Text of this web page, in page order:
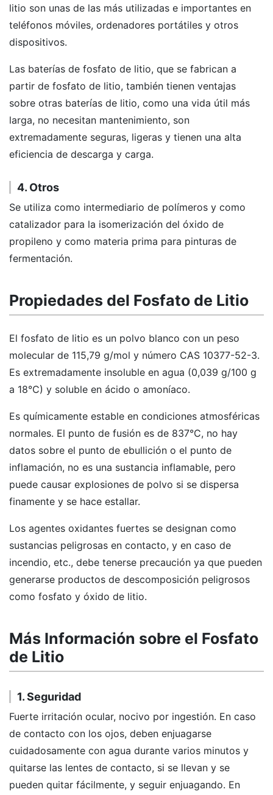
litio son unas de las más utilizadas e importantes en
teléfonos móviles, ordenadores portátiles y otros
dispositivos.
Las baterías de fosfato de litio, que se fabrican a
partir de fosfato de litio, también tienen ventajas
sobre otras baterías de litio, como una vida útil más
larga, no necesitan mantenimiento, son
extremadamente seguras, ligeras y tienen una alta
eficiencia de descarga y carga.
4. Otros
Se utiliza como intermediario de polímeros y como
catalizador para la isomerización del óxido de
propileno y como materia prima para pinturas de
fermentación.
Propiedades del Fosfato de Litio
El fosfato de litio es un polvo blanco con un peso
molecular de 115,79 g/mol y número CAS 10377-52-3.
Es extremadamente insoluble en agua (0,039 g/100 g
a 18°C) y soluble en ácido o amoníaco.
Es químicamente estable en condiciones atmosféricas
normales. El punto de fusión es de 837°C, no hay
datos sobre el punto de ebullición o el punto de
inflamación, no es una sustancia inflamable, pero
puede causar explosiones de polvo si se dispersa
finamente y se hace estallar.
Los agentes oxidantes fuertes se designan como
sustancias peligrosas en contacto, y en caso de
incendio, etc., debe tenerse precaución ya que pueden
generarse productos de descomposición peligrosos
como fosfato y óxido de litio.
Más Información sobre el Fosfato
de Litio
1. Seguridad
Fuerte irritación ocular, nocivo por ingestión. En caso
de contacto con los ojos, deben enjuagarse
cuidadosamente con agua durante varios minutos y
quitarse las lentes de contacto, si se llevan y se
pueden quitar fácilmente, y seguir enjuagando. En